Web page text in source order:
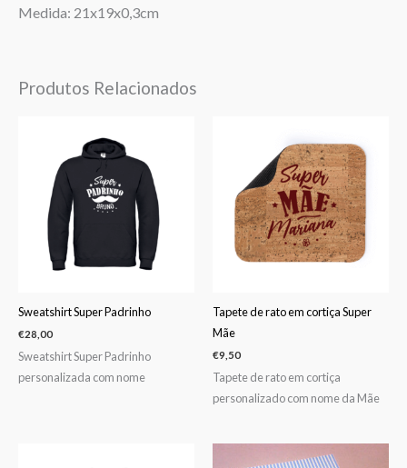
Medida: 21x19x0,3cm
Produtos Relacionados
Sweatshirt Super Padrinho
€28,00
Sweatshirt Super Padrinho
personalizada com nome
Tapete de rato em cortiça Super
Mãe
€9,50
Tapete de rato em cortiça
personalizado com nome da Mãe